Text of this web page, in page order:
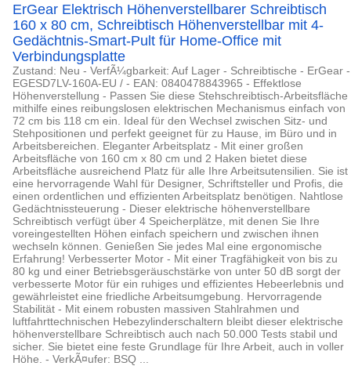
ErGear Elektrisch Höhenverstellbarer Schreibtisch
160 x 80 cm, Schreibtisch Höhenverstellbar mit 4-
Gedächtnis-Smart-Pult für Home-Office mit
Verbindungsplatte
Zustand: Neu - VerfÃ¼gbarkeit: Auf Lager - Schreibtische - ErGear -
EGESD7LV-160A-EU / - EAN: 0840478843965 - Effektlose
Höhenverstellung - Passen Sie diese Stehschreibtisch-Arbeitsfläche
mithilfe eines reibungslosen elektrischen Mechanismus einfach von
72 cm bis 118 cm ein. Ideal für den Wechsel zwischen Sitz- und
Stehpositionen und perfekt geeignet für zu Hause, im Büro und in
Arbeitsbereichen. Eleganter Arbeitsplatz - Mit einer großen
Arbeitsfläche von 160 cm x 80 cm und 2 Haken bietet diese
Arbeitsfläche ausreichend Platz für alle Ihre Arbeitsutensilien. Sie ist
eine hervorragende Wahl für Designer, Schriftsteller und Profis, die
einen ordentlichen und effizienten Arbeitsplatz benötigen. Nahtlose
Gedächtnissteuerung - Dieser elektrische höhenverstellbare
Schreibtisch verfügt über 4 Speicherplätze, mit denen Sie Ihre
voreingestellten Höhen einfach speichern und zwischen ihnen
wechseln können. Genießen Sie jedes Mal eine ergonomische
Erfahrung! Verbesserter Motor - Mit einer Tragfähigkeit von bis zu
80 kg und einer Betriebsgeräuschstärke von unter 50 dB sorgt der
verbesserte Motor für ein ruhiges und effizientes Hebeerlebnis und
gewährleistet eine friedliche Arbeitsumgebung. Hervorragende
Stabilität - Mit einem robusten massiven Stahlrahmen und
luftfahrttechnischen Hebezylinderschaltern bleibt dieser elektrische
höhenverstellbare Schreibtisch auch nach 50.000 Tests stabil und
sicher. Sie bietet eine feste Grundlage für Ihre Arbeit, auch in voller
Höhe. - VerkÃ¤ufer: BSQ ...